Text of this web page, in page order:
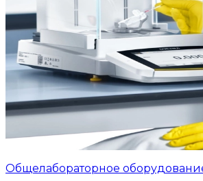
Общелабораторное